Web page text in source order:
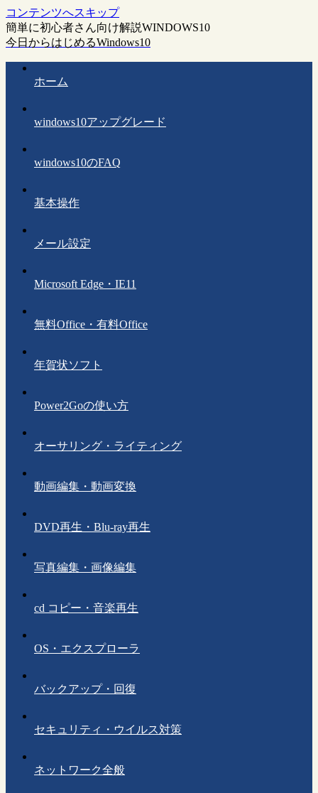
コンテンツへスキップ
簡単に初心者さん向け解説WINDOWS10
今日からはじめるWindows10
ホーム
windows10アップグレード
windows10のFAQ
基本操作
メール設定
Microsoft Edge・IE11
無料Office・有料Office
年賀状ソフト
Power2Goの使い方
オーサリング・ライティング
動画編集・動画変換
DVD再生・Blu-ray再生
写真編集・画像編集
cd コピー・音楽再生
OS・エクスプローラ
バックアップ・回復
セキュリティ・ウイルス対策
ネットワーク全般